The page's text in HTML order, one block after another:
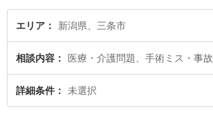
の絞り込み検索もでき便利です。特に坂上富男法律税
士や弁護士法人一新総合法律事務所 燕三条事務所の海
『手術ミスによる医療事故のトラブル解決の実績豊富
たい』『初回相談無料で手術ミスによる医療事故を法
弁護士に相談予約したい』などでお困りの相談者さん
エリア 新潟県、三条市
相談内容 医療・介護問題、手術ミス・事故
詳細条件 未選択